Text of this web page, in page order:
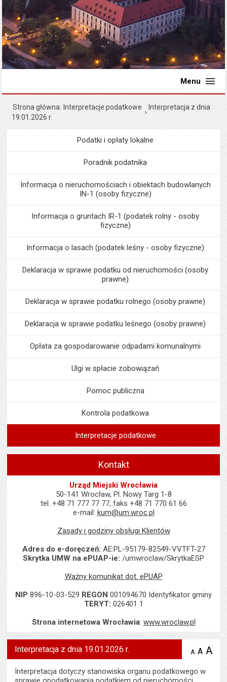
Menu
Strona główna Interpretacje podatkowe
Interpretacja z dnia
19.01.2026 r.
MenuPodatki i opłaty lokalne
Podatki i opłaty lokalne
Poradnik podatnika
Informacja o nieruchomościach i obiektach budowlanych
IN-1 (osoby fizyczne)
Informacja o gruntach IR-1 (podatek rolny - osoby
fizyczne)
Informacja o lasach (podatek leśny - osoby fizyczne)
Deklaracja w sprawie podatku od nieruchomości (osoby
prawne)
Deklaracja w sprawie podatku rolnego (osoby prawne)
Deklaracja w sprawie podatku leśnego (osoby prawne)
Opłata za gospodarowanie odpadami komunalnymi
Ulgi w spłacie zobowiązań
Pomoc publiczna
Kontrola podatkowa
Interpretacje podatkowe
Kontakt
Urząd Miejski Wrocławia
50-141 Wrocław, Pl. Nowy Targ 1-8
tel. +48 71 777 77 77, faks +48 71 770 61 66
e-mail: kum@um.wroc.pl
Zasady i godziny obsługi Klientów
Adres do e-doręczeń: AE:PL-95179-82549-VVTFT-27
Skrytka UMW na ePUAP-ie: /umwroclaw/SkrytkaESP
Ważny komunikat dot. ePUAP
NIP 896-10-03-529 REGON 001094670 Identyfikator gminy
TERYT: 026401 1
Strona internetowa Wrocławia: www.wroclaw.pl
Interpretacja z dnia 19.01.2026 r. A zmniejsz
A A
Interpretacja dotyczy stanowiska organu podatkowego w